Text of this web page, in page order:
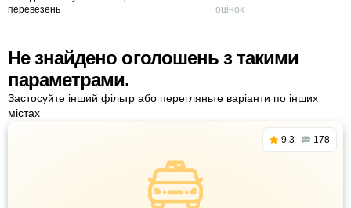
перевезень
оцінок
Не знайдено оголошень з такими
параметрами.
Застосуйте інший фільтр або перегляньте варіанти по інших
містах
9.3 178